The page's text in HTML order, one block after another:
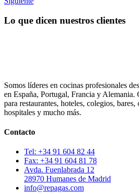
Lo que dicen nuestros clientes
Somos líderes en cocinas profesionales
en España, Portugal, Francia y Alemania.
para restaurantes, hoteles, colegios, bares,
hospitales y mucho más.
Contacto
Tel: +34 91 604 82 44
Fax: +34 91 604 81 78
Avda. Fuenlabrada 12
28970 Humanes de Madrid
info@repagas.com